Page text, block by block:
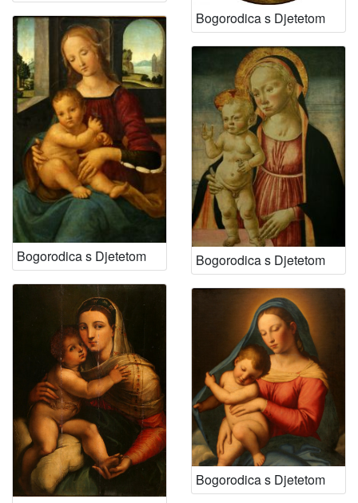
Bogorodica s Djetetom
Bogorodica s Djetetom Bogorodica s Djetetom
Bogorodica s Djetetom